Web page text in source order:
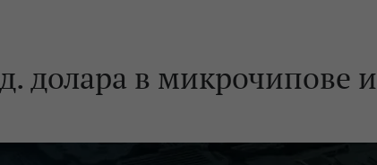
долара в микрочипове и